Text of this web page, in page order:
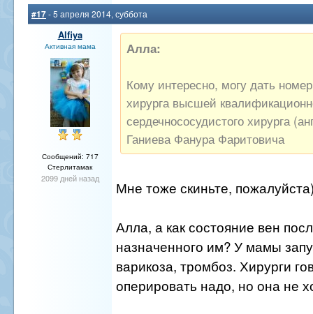
#17- 5 апреля 2014, суббота
Alfiya
Активная мама
Сообщений: 717
Стерлитамак
2099 дней назад
Алла:
Кому интересно, могу дать
хирурга высшей
сердечнососудистого хирурга
Ганиева Фанура Фаритовича
Мне тоже скиньте,
Алла, а как состояние вен
назначенного им? У мамы
варикоза, тромбоз. Хирурги
оперировать надо, но она не